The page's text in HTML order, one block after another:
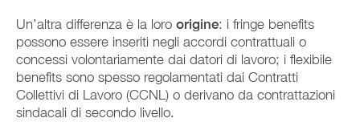
Un’altra differenza è la loro origine: i fringe benefits
possono essere inseriti negli accordi contrattuali o
concessi volontariamente dai datori di lavoro; i flexibile
benefits sono spesso regolamentati dai Contratti
Collettivi di Lavoro (CCNL) o derivano da contrattazioni
sindacali di secondo livello.